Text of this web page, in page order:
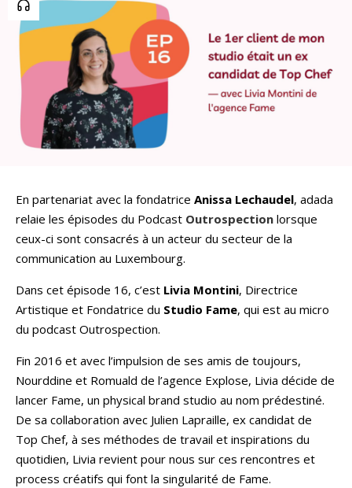
En partenariat avec la fondatrice Anissa Lechaudel, adada
relaie les épisodes du Podcast Outrospection lorsque
ceux-ci sont consacrés à un acteur du secteur de la
communication au Luxembourg.
Dans cet épisode 16, c’est Livia Montini, Directrice
Artistique et Fondatrice du Studio Fame, qui est au micro
du podcast Outrospection.
Fin 2016 et avec l’impulsion de ses amis de toujours,
Nourddine et Romuald de l’agence Explose, Livia décide de
lancer Fame, un physical brand studio au nom prédestiné.
De sa collaboration avec Julien Lapraille, ex candidat de
Top Chef, à ses méthodes de travail et inspirations du
quotidien, Livia revient pour nous sur ces rencontres et
process créatifs qui font la singularité de Fame.